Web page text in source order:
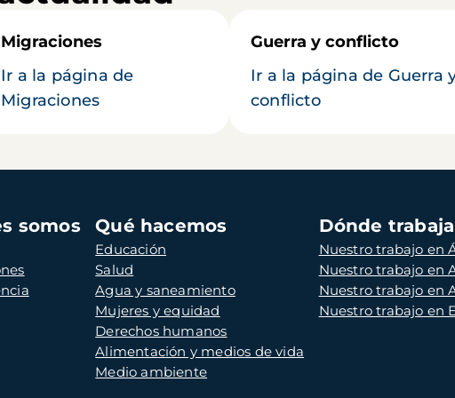
Migraciones
Ir a la página de
Migraciones
Guerra y conflicto
Ir a la página de Guerra
conflicto
somos Qué hacemos
Educación
Salud
Agua y saneamiento
Mujeres y equidad
Derechos humanos
Alimentación y medios de vida
Medio ambiente
Dónde
Nuestro trabajo en
Nuestro trabajo en
Nuestro trabajo en
Nuestro trabajo en